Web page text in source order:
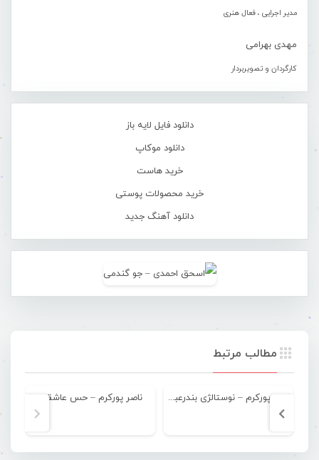
مدیر اجرایی ، فعال هنری
مهدی بهرامی
کارگردان و تصویربردار
دانلود فایل لایه باز
دانلود موکاپ
خرید هاست
خرید محصولات پوستی
دانلود آهنگ جدید
مطالب مرتبط
ناصر پورکرم – نوستالژی بندرعباسی ناصر پورکرم – حس عاشقی